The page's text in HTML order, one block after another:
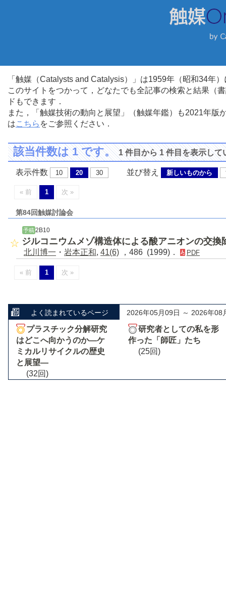
「触媒（Catalysts and Catalysis）」は1959年（昭和34年
このサイトをつかって，どなたでも全記事の検索と結果（
ドもできます．
また，「触媒技術の動向と展望」（触媒年鑑）も2021年
はこちら をご参照ください．
該当件数は 1 です。1 件目から 1 件目を表示して
表示件数 10 20 30 並び替え 新しいものから
« 前 1 次 »
第84回触媒討論会
予稿 2B10
ジルコニウムメゾ構造体による酸アニオンの交換
北川博一 ・ 岩本正和, 41(6) ，486 (1999)． PDF
« 前 1 次 »
よく読まれているページ 2026年05月09日 ～ 2026年08
プラスチック分解研究
はどこへ向かうのか―ケ
ミカルリサイクルの歴史
と展望―
(32回)
研究者としての私を形
作った「師匠」たち
(25回)